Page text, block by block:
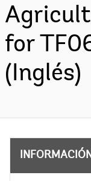
for
(Inglés)